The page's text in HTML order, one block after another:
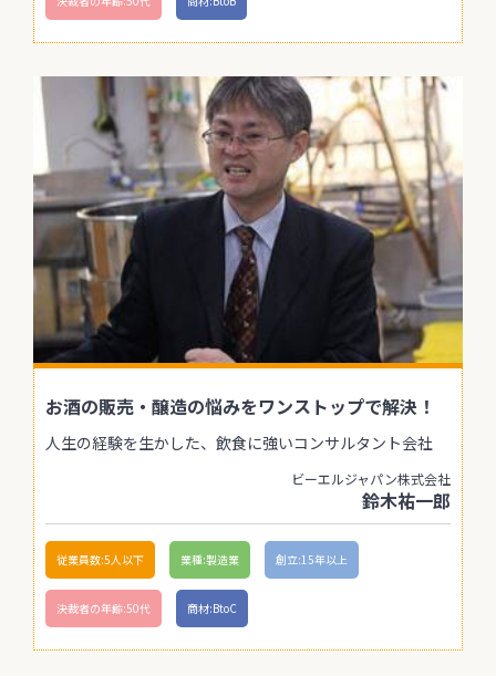
お酒の販売・醸造の悩みをワンストップで解決！
人生の経験を生かした、飲食に強いコンサルタント会社
ビーエルジャパン株式会社
鈴木祐一郎
従業員数:5人以下 業種:製造業 創立:15年以上
決裁者の年齢:50代 商材:BtoC